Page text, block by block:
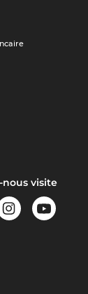
nous visite